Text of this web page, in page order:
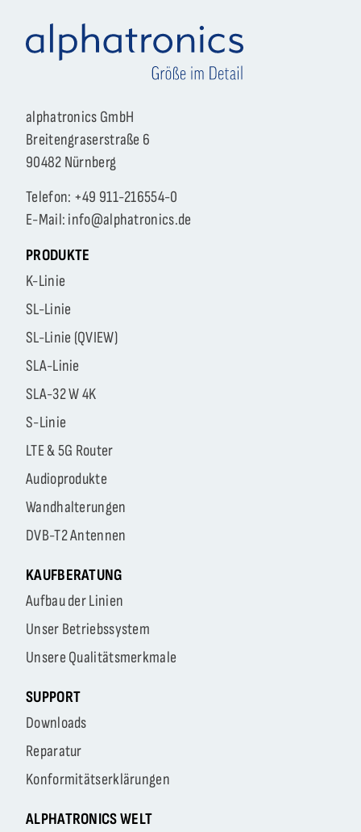
alphatronics GmbH
Breitengraserstraße 6
90482 Nürnberg
Telefon: +49 911-216554-0
E-Mail: info@alphatronics.de
PRODUKTE
K-Linie
SL-Linie
SL-Linie (QVIEW)
SLA-Linie
SLA-32 W 4K
S-Linie
LTE & 5G Router
Audioprodukte
Wandhalterungen
DVB-T2 Antennen
KAUFBERATUNG
Aufbau der Linien
Unser Betriebssystem
Unsere Qualitätsmerkmale
SUPPORT
Downloads
Reparatur
Konformitätserklärungen
ALPHATRONICS WELT